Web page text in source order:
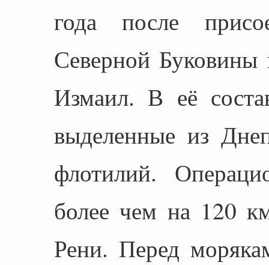
года после
Северной
Измаил. В её
выделенные из
флотилий.
более чем на 120
Рени. Перед